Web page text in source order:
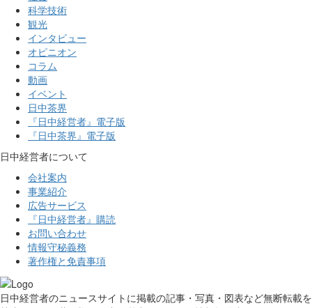
科学技術
観光
インタビュー
オピニオン
コラム
動画
イベント
日中茶界
『日中経営者』電子版
『日中茶界』電子版
日中経営者について
会社案内
事業紹介
広告サービス
『日中経営者』購読
お問い合わせ
情報守秘義務
著作権と免責事項
日中経営者のニュースサイトに掲載の記事・写真・図表など無断転載を